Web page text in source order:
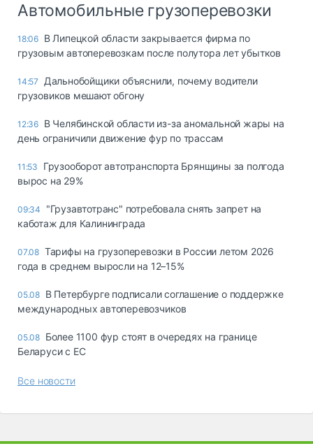
Автомобильные грузоперевозки
18:06 В Липецкой области закрывается фирма по
грузовым автоперевозкам после полутора лет убытков
14:57
Дальнобойщики объяснили, почему водители
грузовиков мешают обгону
12:36 В Челябинской области из-за аномальной жары на
день ограничили движение фур по трассам
11:53
Грузооборот автотранспорта Брянщины за полгода
вырос на 29%
09:34
"Грузавтотранс" потребовала снять запрет на
каботаж для Калининграда
07.08 Тарифы на грузоперевозки в России летом 2026
года в среднем выросли на 12–15%
05.08 В Петербурге подписали соглашение о поддержке
международных автоперевозчиков
05.08 Более 1100 фур стоят в очередях на границе
Беларуси с ЕС
Все новости